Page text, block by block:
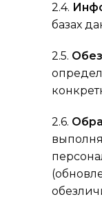
2.4.
базах
2.5.
2.6.